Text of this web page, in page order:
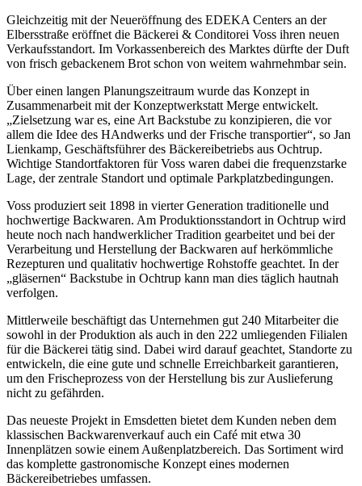
Gleichzeitig mit der Neueröffnung des EDEKA Centers an der
Elbersstraße eröffnet die Bäckerei & Conditorei Voss ihren neuen
Verkaufsstandort. Im Vorkassenbereich des Marktes dürfte der Duft
von frisch gebackenem Brot schon von weitem wahrnehmbar sein.
Über einen langen Planungszeitraum wurde das Konzept in
Zusammenarbeit mit der Konzeptwerkstatt Merge entwickelt.
„Zielsetzung war es, eine Art Backstube zu konzipieren, die vor
allem die Idee des HAndwerks und der Frische transportier“, so Jan
Lienkamp, Geschäftsführer des Bäckereibetriebs aus Ochtrup.
Wichtige Standortfaktoren für Voss waren dabei die frequenzstarke
Lage, der zentrale Standort und optimale Parkplatzbedingungen.
Voss produziert seit 1898 in vierter Generation traditionelle und
hochwertige Backwaren. Am Produktionsstandort in Ochtrup wird
heute noch nach handwerklicher Tradition gearbeitet und bei der
Verarbeitung und Herstellung der Backwaren auf herkömmliche
Rezepturen und qualitativ hochwertige Rohstoffe geachtet. In der
„gläsernen“ Backstube in Ochtrup kann man dies täglich hautnah
verfolgen.
Mittlerweile beschäftigt das Unternehmen gut 240 Mitarbeiter die
sowohl in der Produktion als auch in den 222 umliegenden Filialen
für die Bäckerei tätig sind. Dabei wird darauf geachtet, Standorte zu
entwickeln, die eine gute und schnelle Erreichbarkeit garantieren,
um den Frischeprozess von der Herstellung bis zur Auslieferung
nicht zu gefährden.
Das neueste Projekt in Emsdetten bietet dem Kunden neben dem
klassischen Backwarenverkauf auch ein Café mit etwa 30
Innenplätzen sowie einem Außenplatzbereich. Das Sortiment wird
das komplette gastronomische Konzept eines modernen
Bäckereibetriebes umfassen.